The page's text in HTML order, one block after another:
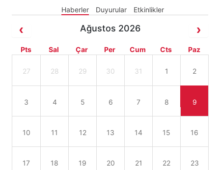
Haberler Duyurular Etkinlikler
Ağustos 2026
Pts Sal Çar Per Cum Cts Paz
27 28 29 30 31 1 2
3 4 5 6 7 8 9
10 11 12 13 14 15 16
17 18 19 20 21 22 23